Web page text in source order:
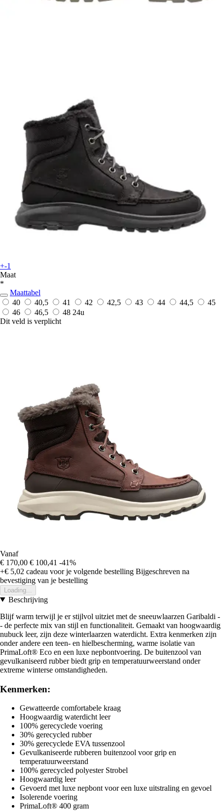
+-1
Maat
*
Maattabel
40
40,5 41 42 42,5 43 44 44,5
45
46
46,5 48 24u
Dit veld is verplicht
Vanaf
€ 170,00 € 100,41 -41%
+€ 5,02 cadeau voor je volgende bestelling Bijgeschreven na
bevestiging van je bestelling
Loading...
Beschrijving
Blijf warm terwijl je er stijlvol uitziet met de sneeuwlaarzen Garibaldi -
- de perfecte mix van stijl en functionaliteit. Gemaakt van hoogwaardig
nubuck leer, zijn deze winterlaarzen waterdicht. Extra kenmerken zijn
onder andere een teen- en hielbescherming, warme isolatie van
PrimaLoft® Eco en een luxe nepbontvoering. De buitenzool van
gevulkaniseerd rubber biedt grip en temperatuurweerstand onder
extreme winterse omstandigheden.
Kenmerken:
Gewatteerde comfortabele kraag
Hoogwaardig waterdicht leer
100% gerecyclede voering
30% gerecycled rubber
30% gerecyclede EVA tussenzool
Gevulkaniseerde rubberen buitenzool voor grip en
temperatuurweerstand
100% gerecycled polyester Strobel
Hoogwaardig leer
Gevoerd met luxe nepbont voor een luxe uitstraling en gevoel
Isolerende voering
PrimaLoft® 400 gram